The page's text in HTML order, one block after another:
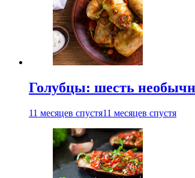
Голубцы: шесть
11 месяцев спустя11 месяцев спустя